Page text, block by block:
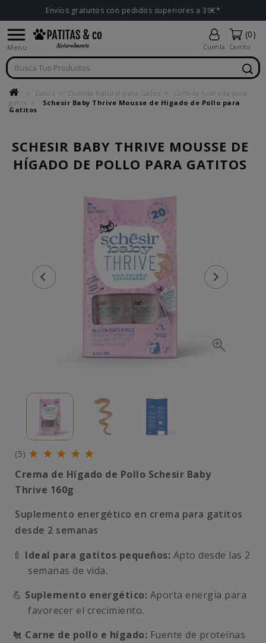
Envíos gratuitos con pedidos superiores a 39€*

Menu Cuenta
(0)
Carrito
Gatos Comida Natural para Gatos
Comida húmeda para
gatos
Schesir Baby Thrive Mousse de Hígado de Pollo para
Gatitos
SCHESIR BABY THRIVE MOUSSE DE
HÍGADO DE POLLO PARA GATITOS
(5)
Crema de Hígado de Pollo Schesir Baby
Thrive 160g
Suplemento energético en crema para gatitos
desde 2 semanas
🍼 Ideal para gatitos pequeños: Apto desde las 2
semanas de vida.
💪 Suplemento energético: Aporta energía para
favorecer el crecimiento.
🐔 Carne de pollo e hígado: Fuente de proteínas